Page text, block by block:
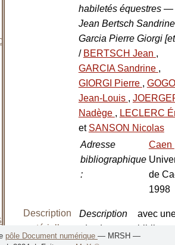
habiletés équestres —
Jean Bertsch Sandrine
Garcia Pierre Giorgi
/ BERTSCH Jean ,
GARCIA Sandrine ,
GIORGI Pierre , GOGO
Jean-Louis ,
Nadège , LECLERC
et SANSON Nicolas
Adresse
bibliographique
:
Caen
de
1998
Description
matérielle
Description
physique
avec
pôle Document numérique — MRSH —